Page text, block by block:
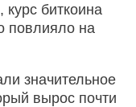
курс биткоина
повлияло на
значительное
вырос почти